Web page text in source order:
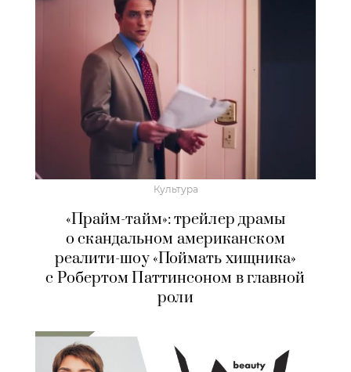
Культура
«Прайм-тайм»: трейлер драмы
о скандальном американском
реалити-шоу «Поймать хищника»
с Робертом Паттинсоном в главной
роли